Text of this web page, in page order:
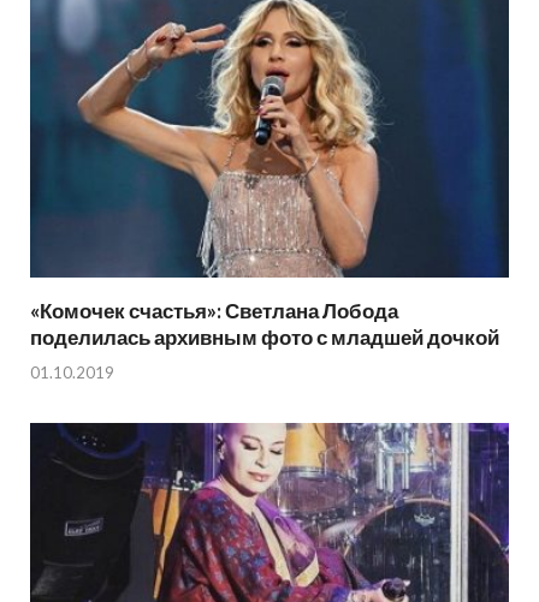
«Комочек счастья»: Светлана Лобода
поделилась архивным фото с младшей дочкой
01.10.2019